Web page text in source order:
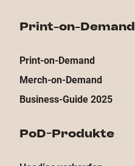
Print-on-Demand
Print-on-Demand
Merch-on-Demand
Business-Guide 2025
PoD-Produkte